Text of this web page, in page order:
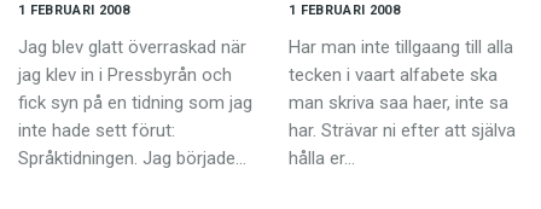
1 FEBRUARI 2008
Jag blev glatt överraskad när
jag klev in i Pressbyrån och
fick syn på en tidning som jag
inte hade sett förut:
Språktidningen. Jag började…
1 FEBRUARI 2008
Har man inte tillgaang till alla
tecken i vaart alfabete ska
man skriva saa haer, inte sa
har. Strävar ni efter att själva
hålla er…